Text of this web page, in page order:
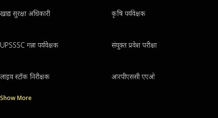
खाद्य सुरक्षा अधिकारी कृषि पर्यवेक्षक
UPSSSC गन्ना पर्यवेक्षक संयुक्त प्रवेश परीक्षा
लाइव स्टॉक निरीक्षक आरपीएससी एएओ
Show More